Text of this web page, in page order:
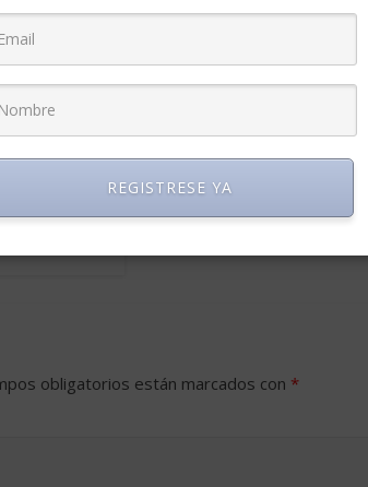
qué
a
clima laboral para
competir en un mercado
obligatorios están marcados con *
REGISTRESE YA